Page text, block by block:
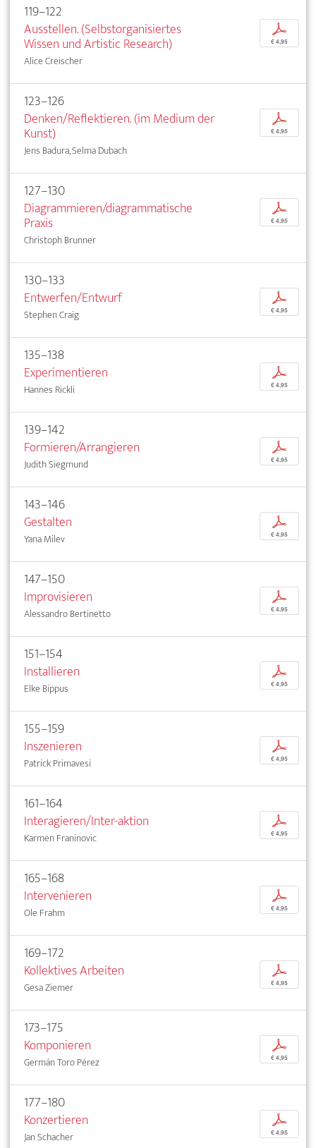
119–122
Ausstellen. (Selbstorganisiertes
Wissen und Artistic Research)
Alice Creischer
p
€ 4,95
123–126
Denken/Reflektieren. (im Medium der
Kunst)
Jens Badura, Selma Dubach
p
€ 4,95
127–130
Diagrammieren/diagrammatische
Praxis
Christoph Brunner
p
€ 4,95
130–133
Entwerfen/Entwurf
Stephen Craig
p
€ 4,95
135–138
Experimentieren
Hannes Rickli
p
€ 4,95
139–142
Formieren/Arrangieren
Judith Siegmund
p
€ 4,95
143–146
Gestalten
Yana Milev
p
€ 4,95
147–150
Improvisieren
Alessandro Bertinetto
p
€ 4,95
151–154
Installieren
Elke Bippus
p
€ 4,95
155–159
Inszenieren
Patrick Primavesi
p
€ 4,95
161–164
Interagieren/Inter-aktion
Karmen Franinovic
p
€ 4,95
165–168
Intervenieren
Ole Frahm
p
€ 4,95
169–172
Kollektives Arbeiten
Gesa Ziemer
p
€ 4,95
173–175
Komponieren
Germán Toro Pérez
p
€ 4,95
177–180
Konzertieren
Jan Schacher
p
€ 4,95